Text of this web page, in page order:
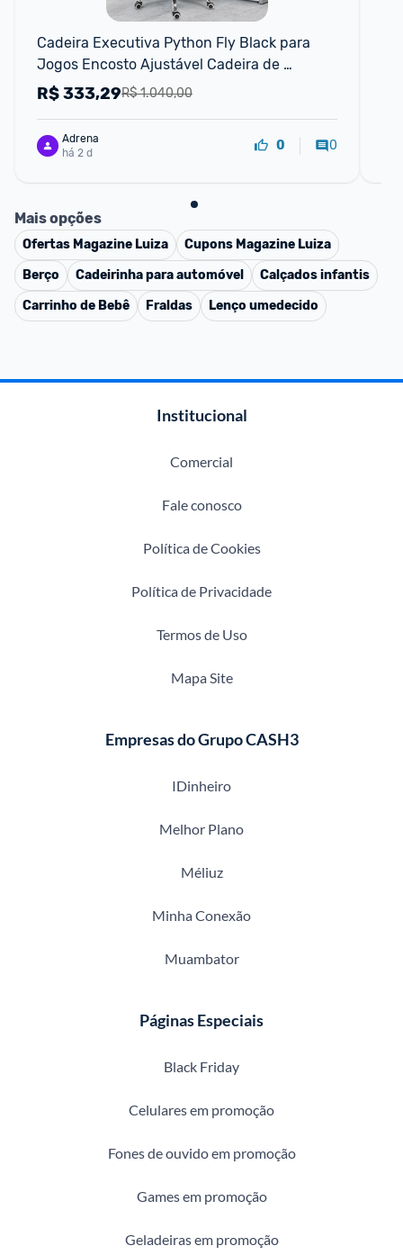
Cadeira Executiva Python Fly Black para
Jogos Encosto Ajustável Cadeira de
Escritório Cadeira de Mobiliário
R$ 1.040,00
R$333,29
Adrena
há 2 d
0 0
Mais opções
Ofertas Magazine Luiza Cupons Magazine Luiza
Berço
Cadeirinha para automóvel
Calçados infantis
Carrinho de Bebê
Fraldas Lenço umedecido
Institucional
Comercial
Fale conosco
Política de Cookies
Política de Privacidade
Termos de Uso
Mapa Site
Empresas do Grupo CASH3
IDinheiro
Melhor Plano
Méliuz
Minha Conexão
Muambator
Páginas Especiais
Black Friday
Celulares em promoção
Fones de ouvido em promoção
Games em promoção
Geladeiras em promoção